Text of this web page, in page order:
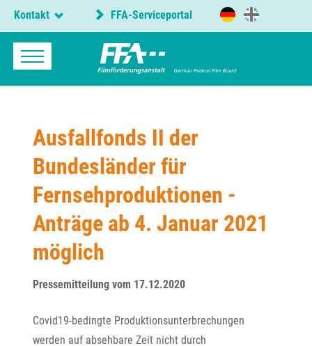
Kontakt FFA-Serviceportal
Ausfallfonds II der
Bundesländer für
Fernsehproduktionen -
Anträge ab 4. Januar 2021
möglich
Pressemitteilung vom 17.12.2020
Covid19-bedingte Produktionsunterbrechungen
werden auf absehbare Zeit nicht durch